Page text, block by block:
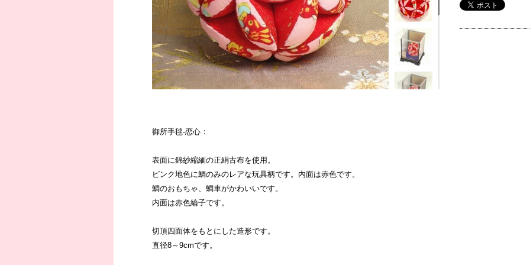
御所手毬-恋心：
表面に錦紗縮緬の正絹古布を使用。
ピンク地色に鯛のみのレアな玩具柄です。内面は赤色です。
鯛のおもちゃ、鯛車がかわいいです。
内面は赤色綸子です。
切頂四面体をもとにした造形です。
直径8～9cmです。